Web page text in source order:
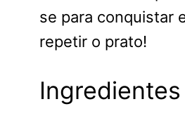
se para conquistar
repetir o prato!
Ingredientes